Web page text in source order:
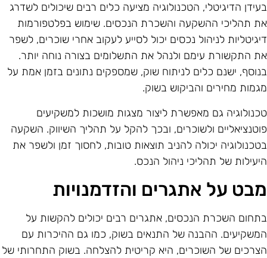
הדיגיטלי, הטכנולוגיה מציעה כלים רבים שיכולים לשדרג
תהליכי ההשקעה והשכרת הנכסים. שימוש בפלטפורמות
לניהול נכסים יכול לסייע לעקוב אחרי שוכרים, לשפר
התקשורת עימם ולנהל את התשלומים בצורה נוחה יותר.
ישנם כלים לניתוח שוק, שמספקים נתונים בזמן אמת על
מחירים והביקוש בשוק.
גם מאפשרת ליצור מצגות מושכות למשקיעים
ולשוכרים, ובכך להקל על תהליך השיווק. השקעה
יכולה להניב תוצאות טובות, לחסוך זמן ולשפר את
של תהליכי ניהול הנכס.
על אתגרים והזדמנויות
השכרת הנכסים, אתגרים רבים יכולים להקשות על
ההבנה של התנאים בשוק, כמו גם ההיכרות עם
של השוכרים, היא קריטית להצלחה. בשוק התחרותי של